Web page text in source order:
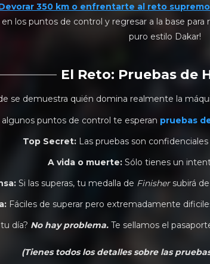
350 km o enfrentarte al reto
los puntos de control y regresar a la base para
puro estilo Dakar!
El Reto: Pruebas de
se demuestra quién domina realmente la
algunos puntos de control te esperan pruebas
Top Secret:Las pruebas son confidenciales
A vida o muerte: Sólo tienes un
Si las superas, tu medalla de Finishersubirá
Fáciles de superar pero extremadamente
día? No hay problema. Te sellamos el
(Tienes todos los detalles sobre las